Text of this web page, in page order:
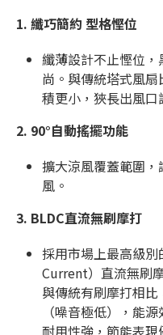
1. 纖巧簡約 型格慳位
纖薄設計不止慳位
尚。與傳統塔式風
積更小，狹長出風口
2. 90°自動搖擺功能
擴大涼風覆蓋範圍
風。
3. BLDC直流無刷摩打
採用市場上最高級
Current）直流無刷
與傳統有刷摩打相
（噪音極低），能